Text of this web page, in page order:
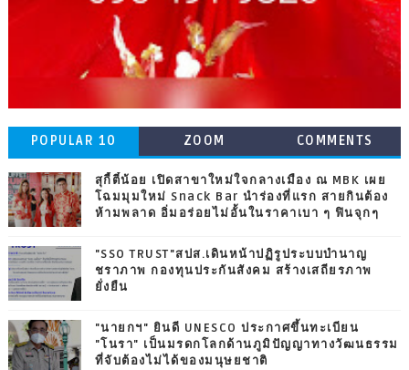
POPULAR 10 ZOOM COMMENTS
สุกี้ตี๋น้อย เปิดสาขาใหม่ใจกลางเมือง ณ MBK เผย
โฉมมุมใหม่ Snack Bar นำร่องที่แรก สายกินต้อง
ห้ามพลาด อิ่มอร่อยไม่อั้นในราคาเบา ๆ ฟินจุกๆ
"SSO TRUST"สปส.เดินหน้าปฏิรูประบบบำนาญ
ชราภาพ กองทุนประกันสังคม สร้างเสถียรภาพ
ยั่งยืน
"นายกฯ" ยินดี UNESCO ประกาศขึ้นทะเบียน
"โนรา" เป็นมรดกโลกด้านภูมิปัญญาทางวัฒนธรรม
ที่จับต้องไม่ได้ของมนุษยชาติ